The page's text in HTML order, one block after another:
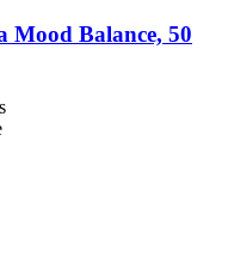
Mood Balance, 50